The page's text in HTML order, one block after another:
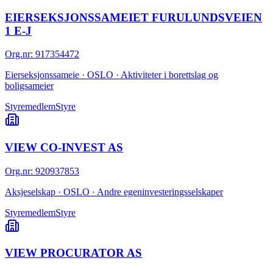
EIERSEKSJONSSAMEIET FURULUNDSVEIEN
1 E-J
Org.nr: 917354472
Eierseksjonssameie · OSLO · Aktiviteter i borettslag og
boligsameier
StyremedlemStyre
VIEW CO-INVEST AS
Org.nr: 920937853
Aksjeselskap · OSLO · Andre egeninvesteringsselskaper
StyremedlemStyre
VIEW PROCURATOR AS